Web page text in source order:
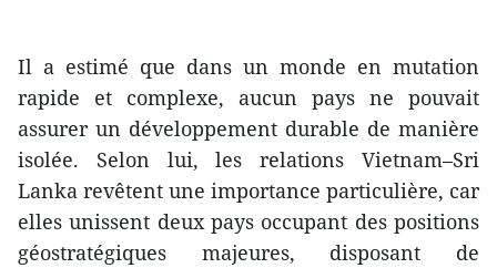
Il a estimé que dans un monde en mutation
rapide et complexe, aucun pays ne pouvait
assurer un développement durable de manière
isolée. Selon lui, les relations Vietnam–Sri
Lanka revêtent une importance particulière, car
elles unissent deux pays occupant des positions
géostratégiques majeures, disposant de